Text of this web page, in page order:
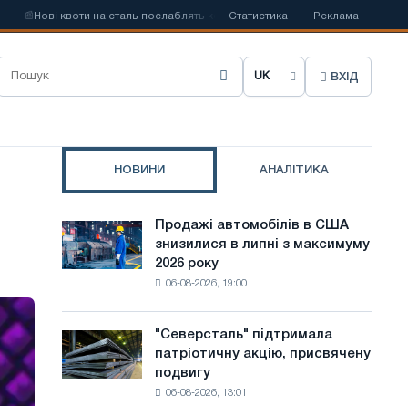
Нові квоти на сталь послаблять конкуренцію в Сполученому Королівстві
Статистика Реклама
О
р
и
в
у
с
ВХІД
НОВИНИ АНАЛІТИКА
Продажі
автомобілів
в
липні
з
Продажі автомобілів в США
знизилися в липні з максимуму
2026 року
06-08-2026, 19:00
"Северсталь"
підтримала
патріотичну
"Северсталь" підтримала
патріотичну акцію, присвячену
подвигу
06-08-2026, 13:01